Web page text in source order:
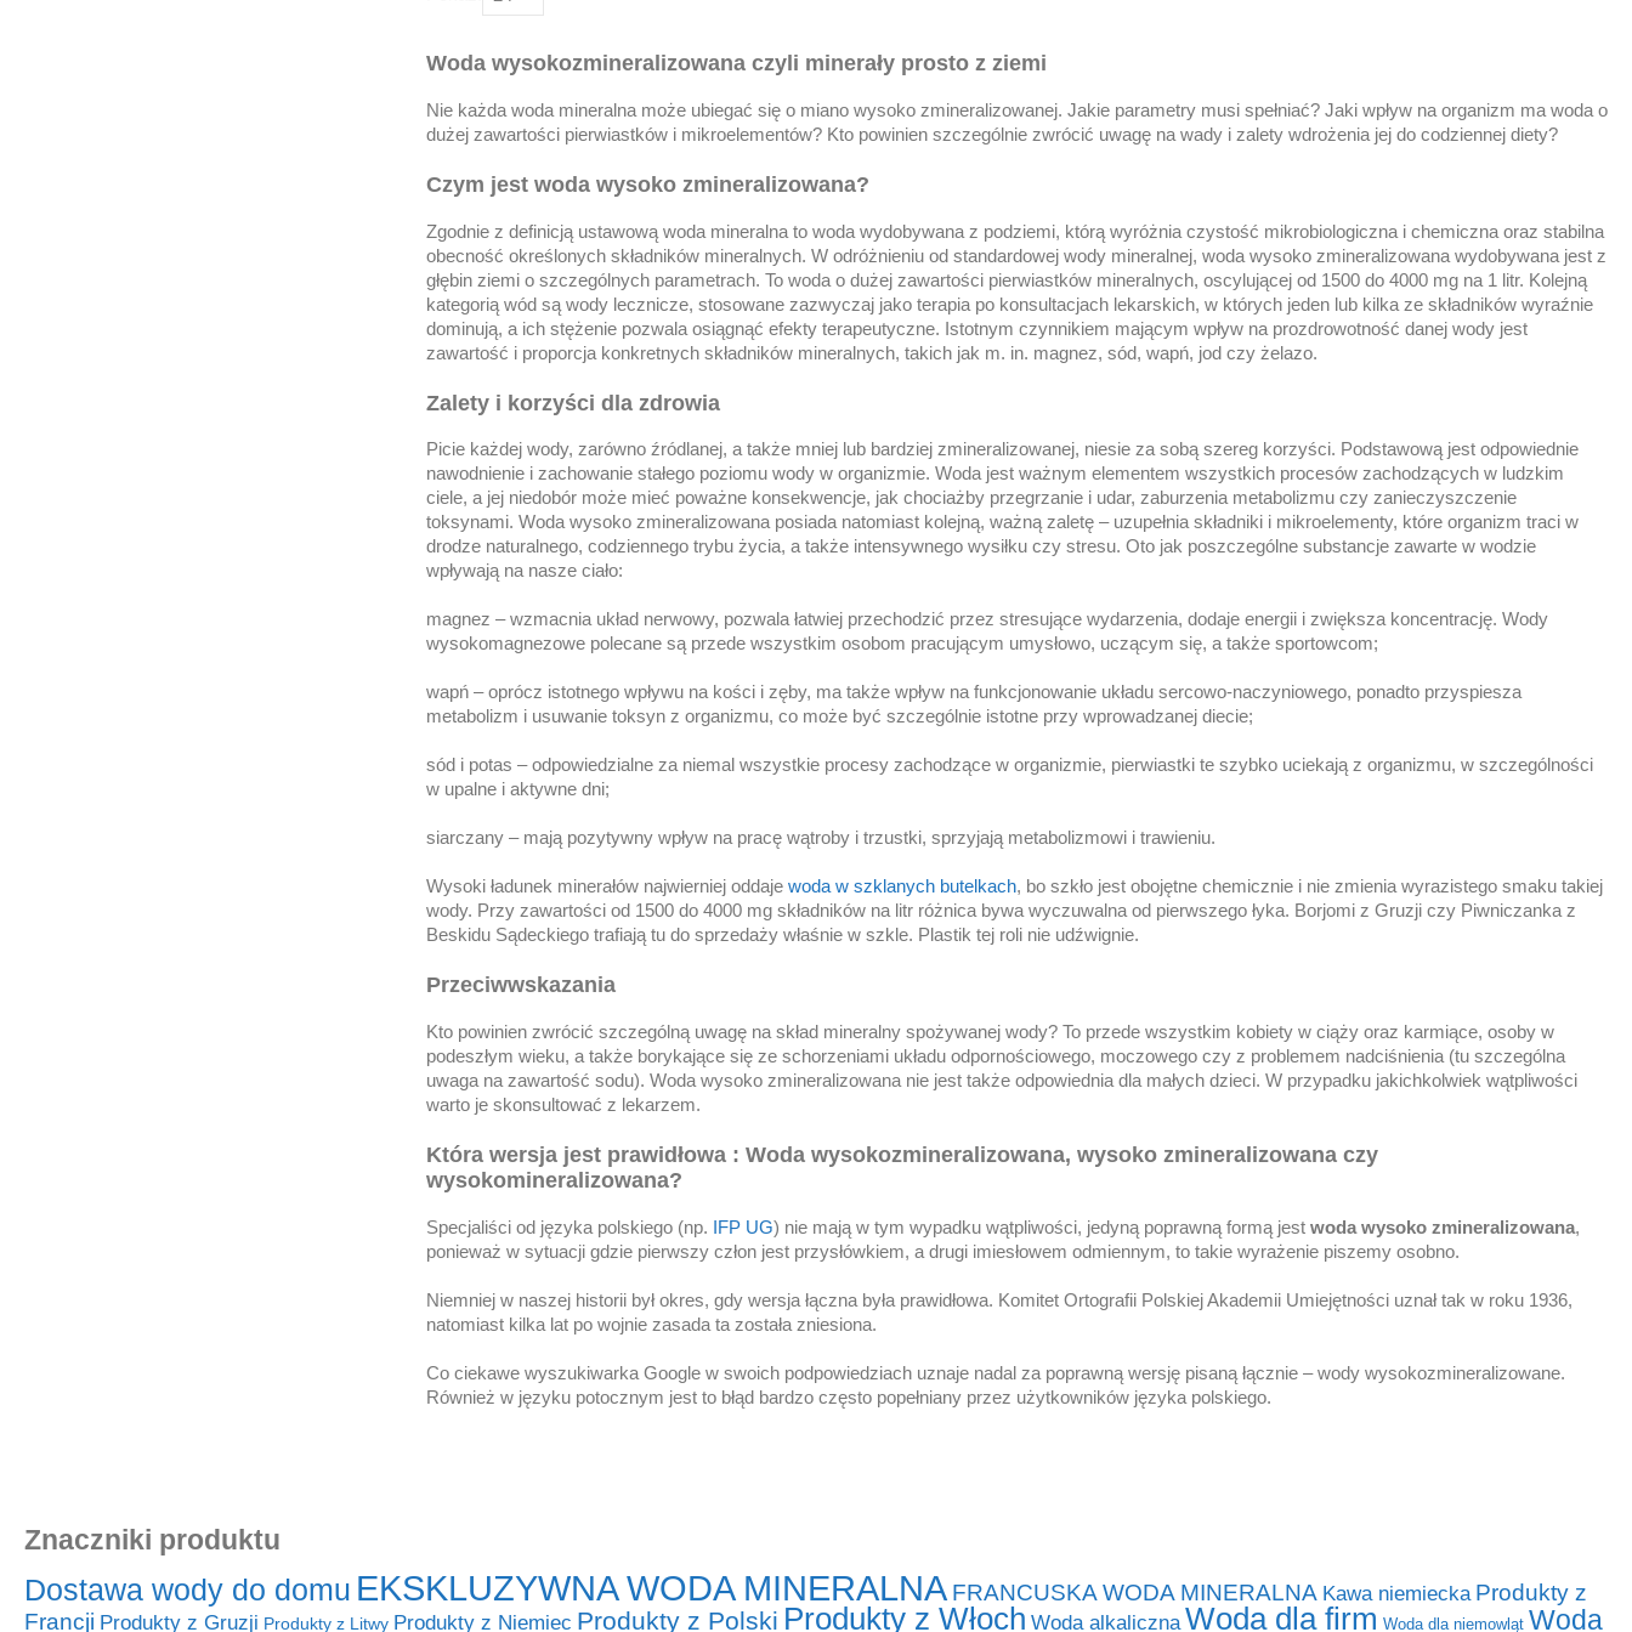
Woda wysokozmineralizowana czyli minerały prosto z ziemi
Nie każda woda mineralna może ubiegać się o miano wysoko zmineralizowanej. Jakie parametry musi spełniać? Jaki wpływ na organizm ma woda o
dużej zawartości pierwiastków i mikroelementów? Kto powinien szczególnie zwrócić uwagę na wady i zalety wdrożenia jej do codziennej diety?
Czym jest woda wysoko zmineralizowana?
Zgodnie z definicją ustawową woda mineralna to woda wydobywana z podziemi, którą wyróżnia czystość mikrobiologiczna i chemiczna oraz stabilna
obecność określonych składników mineralnych. W odróżnieniu od standardowej wody mineralnej, woda wysoko zmineralizowana wydobywana jest z
głębin ziemi o szczególnych parametrach. To woda o dużej zawartości pierwiastków mineralnych, oscylującej od 1500 do 4000 mg na 1 litr. Kolejną
kategorią wód są wody lecznicze, stosowane zazwyczaj jako terapia po konsultacjach lekarskich, w których jeden lub kilka ze składników wyraźnie
dominują, a ich stężenie pozwala osiągnąć efekty terapeutyczne. Istotnym czynnikiem mającym wpływ na prozdrowotność danej wody jest
zawartość i proporcja konkretnych składników mineralnych, takich jak m. in. magnez, sód, wapń, jod czy żelazo.
Zalety i korzyści dla zdrowia
Picie każdej wody, zarówno źródlanej, a także mniej lub bardziej zmineralizowanej, niesie za sobą szereg korzyści. Podstawową jest odpowiednie
nawodnienie i zachowanie stałego poziomu wody w organizmie. Woda jest ważnym elementem wszystkich procesów zachodzących w ludzkim
ciele, a jej niedobór może mieć poważne konsekwencje, jak chociażby przegrzanie i udar, zaburzenia metabolizmu czy zanieczyszczenie
toksynami. Woda wysoko zmineralizowana posiada natomiast kolejną, ważną zaletę – uzupełnia składniki i mikroelementy, które organizm traci w
drodze naturalnego, codziennego trybu życia, a także intensywnego wysiłku czy stresu. Oto jak poszczególne substancje zawarte w wodzie
wpływają na nasze ciało:
magnez – wzmacnia układ nerwowy, pozwala łatwiej przechodzić przez stresujące wydarzenia, dodaje energii i zwiększa koncentrację. Wody
wysokomagnezowe polecane są przede wszystkim osobom pracującym umysłowo, uczącym się, a także sportowcom;
wapń – oprócz istotnego wpływu na kości i zęby, ma także wpływ na funkcjonowanie układu sercowo-naczyniowego, ponadto przyspiesza
metabolizm i usuwanie toksyn z organizmu, co może być szczególnie istotne przy wprowadzanej diecie;
sód i potas – odpowiedzialne za niemal wszystkie procesy zachodzące w organizmie, pierwiastki te szybko uciekają z organizmu, w szczególności
w upalne i aktywne dni;
siarczany – mają pozytywny wpływ na pracę wątroby i trzustki, sprzyjają metabolizmowi i trawieniu.
Wysoki ładunek minerałów najwierniej oddaje woda w szklanych butelkach, bo szkło jest obojętne chemicznie i nie zmienia wyrazistego smaku takiej
wody. Przy zawartości od 1500 do 4000 mg składników na litr różnica bywa wyczuwalna od pierwszego łyka. Borjomi z Gruzji czy Piwniczanka z
Beskidu Sądeckiego trafiają tu do sprzedaży właśnie w szkle. Plastik tej roli nie udźwignie.
Przeciwwskazania
Kto powinien zwrócić szczególną uwagę na skład mineralny spożywanej wody? To przede wszystkim kobiety w ciąży oraz karmiące, osoby w
podeszłym wieku, a także borykające się ze schorzeniami układu odpornościowego, moczowego czy z problemem nadciśnienia (tu szczególna
uwaga na zawartość sodu). Woda wysoko zmineralizowana nie jest także odpowiednia dla małych dzieci. W przypadku jakichkolwiek wątpliwości
warto je skonsultować z lekarzem.
Która wersja jest prawidłowa : Woda wysokozmineralizowana, wysoko zmineralizowana czy
wysokomineralizowana?
Specjaliści od języka polskiego (np. IFP UG) nie mają w tym wypadku wątpliwości, jedyną poprawną formą jest woda wysoko zmineralizowana,
ponieważ w sytuacji gdzie pierwszy człon jest przysłówkiem, a drugi imiesłowem odmiennym, to takie wyrażenie piszemy osobno.
Niemniej w naszej historii był okres, gdy wersja łączna była prawidłowa. Komitet Ortografii Polskiej Akademii Umiejętności uznał tak w roku 1936,
natomiast kilka lat po wojnie zasada ta została zniesiona.
Co ciekawe wyszukiwarka Google w swoich podpowiedziach uznaje nadal za poprawną wersję pisaną łącznie – wody wysokozmineralizowane.
Również w języku potocznym jest to błąd bardzo często popełniany przez użytkowników języka polskiego.
Znaczniki produktu
Dostawa wody do domu EKSKLUZYWNA WODA MINERALNA FRANCUSKA WODA MINERALNA Kawa niemiecka Produkty z
Francji Produkty z Gruzji Produkty z Litwy Produkty z Niemiec Produkty z Polski Produkty z Włoch Woda alkaliczna Woda dla firm Woda dla niemowląt Woda